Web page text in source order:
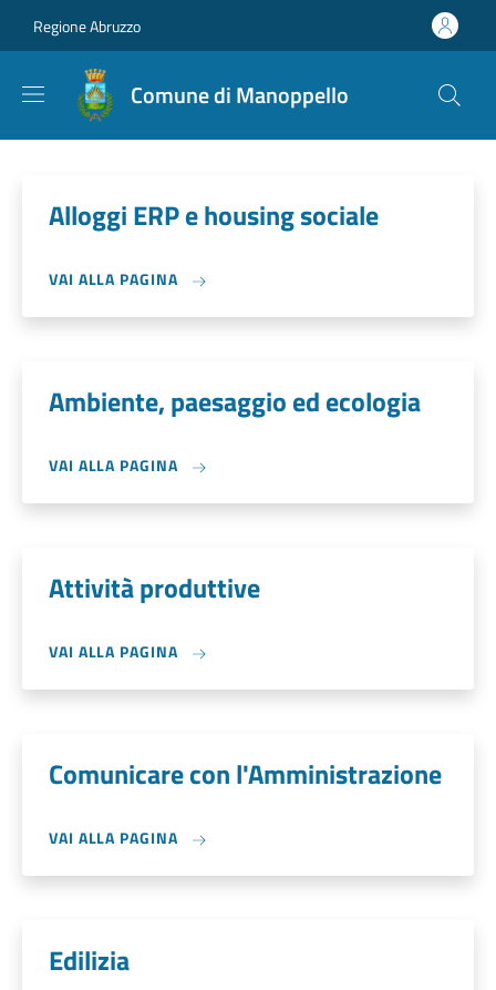
Regione Abruzzo
Comune di Manoppello
Alloggi ERP e housing sociale
VAI ALLA PAGINA
Ambiente, paesaggio ed ecologia
VAI ALLA PAGINA
Attività produttive
VAI ALLA PAGINA
Comunicare con l'Amministrazione
VAI ALLA PAGINA
Edilizia